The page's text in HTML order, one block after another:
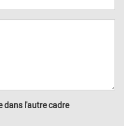
dans l'autre cadre